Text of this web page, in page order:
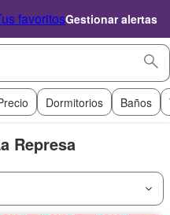
favoritosGestionar alertas
Dormitorios Baños
Represa